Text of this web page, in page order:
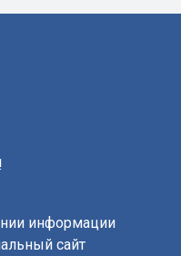
информации
сайт